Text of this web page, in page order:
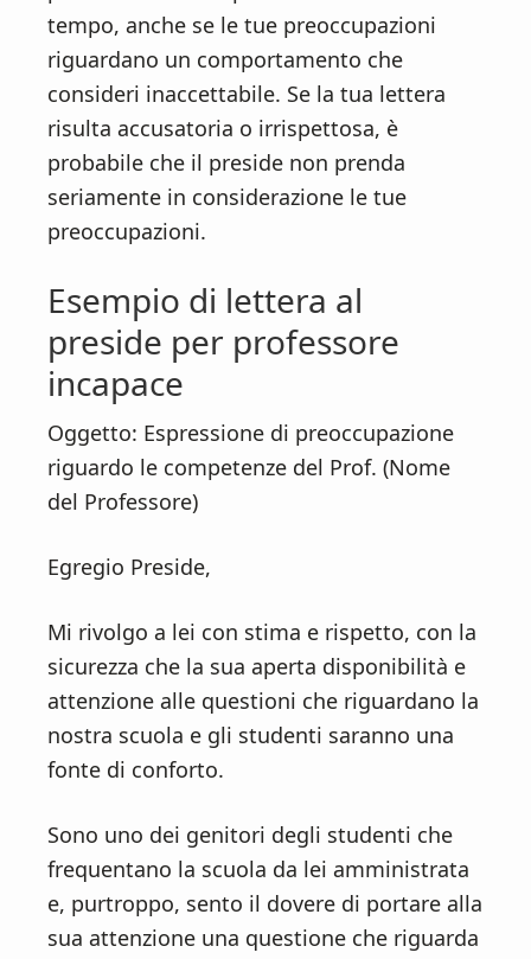
tempo, anche se le tue preoccupazioni
riguardano un comportamento che
consideri inaccettabile. Se la tua lettera
risulta accusatoria o irrispettosa, è
probabile che il preside non prenda
seriamente in considerazione le tue
preoccupazioni.
Esempio di lettera al
preside per professore
incapace
Oggetto: Espressione di preoccupazione
riguardo le competenze del Prof. (Nome
del Professore)
Egregio Preside,
Mi rivolgo a lei con stima e rispetto, con la
sicurezza che la sua aperta disponibilità e
attenzione alle questioni che riguardano la
nostra scuola e gli studenti saranno una
fonte di conforto.
Sono uno dei genitori degli studenti che
frequentano la scuola da lei amministrata
e, purtroppo, sento il dovere di portare alla
sua attenzione una questione che riguarda